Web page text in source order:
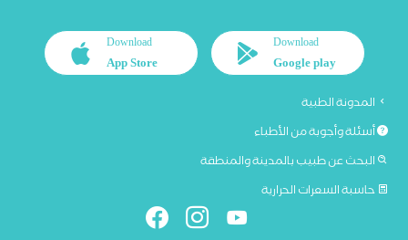
Download
Google play
Download
App Store
المدونة الطبية
أسئلة وأجوبة من الأطباء
البحث عن طبيب بالمدينة والمنطقة
حاسبة السعرات الحرارية